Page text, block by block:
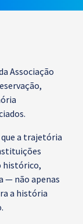
Associação
a trajetória
histórico,
— não apenas
a história